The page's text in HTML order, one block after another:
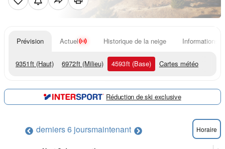
Prévision Actuel Historique de la neige Informations
9351ft (Haut) 6972ft (Milieu) 4593ft (Base) Cartes météo
Réduction de ski exclusive
derniers 6 joursmaintenant Horaire